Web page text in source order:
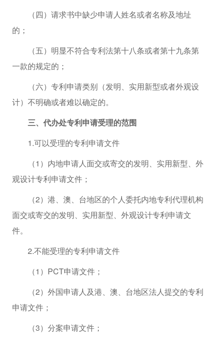
（四）请求书中缺少申请人姓名或者名称及地址
的；
（五）明显不符合专利法第十八条或者第十九条第
一款的规定的；
（六）专利申请类别（发明、实用新型或者外观设
计）不明确或者难以确定的。
三、代办处专利申请受理的范围
1.可以受理的专利申请文件
（1）内地申请人面交或寄交的发明、实用新型、外
观设计专利申请文件；
（2）港、澳、台地区的个人委托内地专利代理机构
面交或寄交的发明、实用新型、外观设计专利申请文
件。
2.不能受理的专利申请文件
（1）PCT申请文件；
（2）外国申请人及港、澳、台地区法人提交的专利
申请文件；
（3）分案申请文件；